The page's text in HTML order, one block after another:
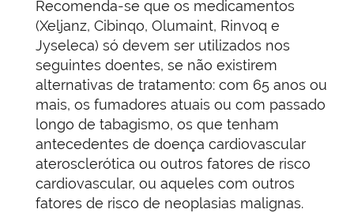
Recomenda-se que os medicamentos
(Xeljanz, Cibinqo, Olumaint, Rinvoq e
Jyseleca) só devem ser utilizados nos
seguintes doentes, se não existirem
alternativas de tratamento: com 65 anos ou
mais, os fumadores atuais ou com passado
longo de tabagismo, os que tenham
antecedentes de doença cardiovascular
aterosclerótica ou outros fatores de risco
cardiovascular, ou aqueles com outros
fatores de risco de neoplasias malignas.